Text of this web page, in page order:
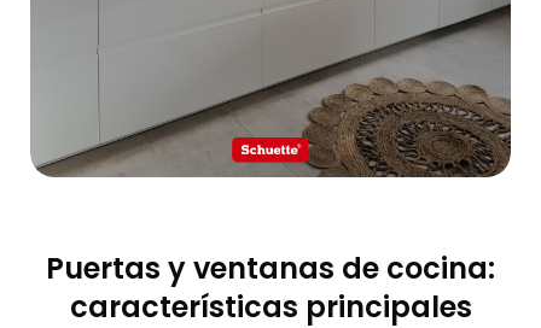
Puertas y ventanas de cocina:
características principales